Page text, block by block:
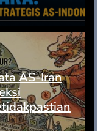
AS-Iran